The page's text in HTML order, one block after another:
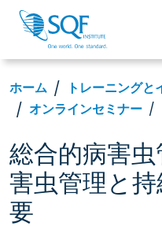
ホーム トレーニングと
オンラインセミナー
総合的病害
害虫管理と
要